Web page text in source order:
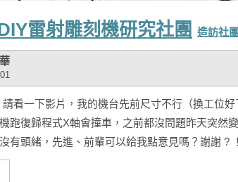
雷射雕刻機研究社團 造訪社團
看一下影片，我的機台先前尺寸不行（換工位
跑復歸程式X軸會撞車，之前都沒問題昨天突然
有頭緒，先進、前輩可以給我點意見嗎？謝謝 ? ！